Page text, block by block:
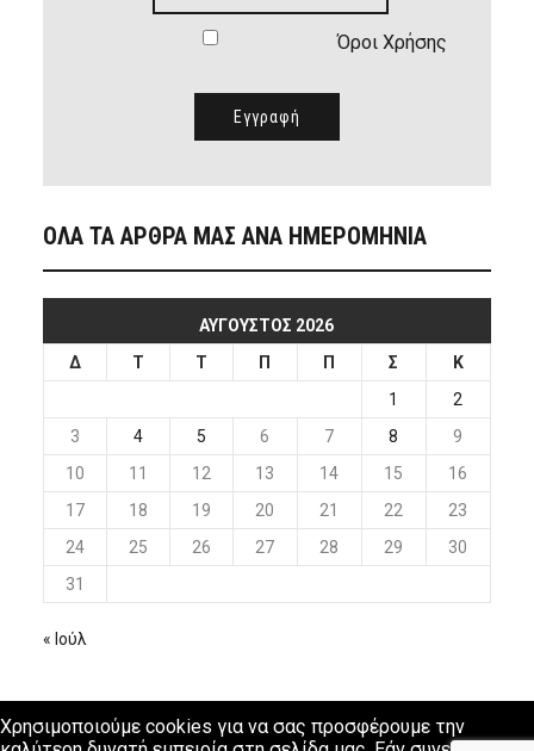
Όροι Χρήσης
ΟΛΑ ΤΑ ΑΡΘΡΑ ΜΑΣ ΑΝΑ ΗΜΕΡΟΜΗΝΙΑ
ΑΎΓΟΥΣΤΟΣ 2026
Δ
Τ Τ Π Π Σ
Κ
1
2
3
4 5 6 7 8
9
10
11 12 13 14 15
16
17
18 19 20 21 22
23
24
25 26 27 28 29
30
31
« Ιούλ
Χρησιμοποιούμε cookies για να σας προσφέρουμε την